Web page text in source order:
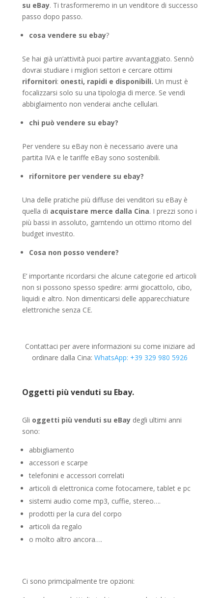
su eBay. Ti trasformeremo in un venditore di successo
passo dopo passo.
cosa vendere su ebay?
Se hai già un’attività puoi partire avvantaggiato. Sennò
dovrai studiare i migliori settori e cercare ottimi
rifornitori: onesti, rapidi e disponibili. Un must è
focalizzarsi solo su una tipologia di merce. Se vendi
abbiglaimento non venderai anche cellulari.
chi può vendere su ebay?
Per vendere su eBay non è necessario avere una
partita IVA e le tariffe eBay sono sostenibili.
rifornitore per vendere su ebay?
Una delle pratiche più diffuse dei venditori su eBay è
quella di acquistare merce dalla Cina. I prezzi sono i
più bassi in assoluto, garntendo un ottimo ritorno del
budget investito.
Cosa non posso vendere?
E’ importante ricordarsi che alcune categorie ed articoli
non si possono spesso spedire: armi giocattolo, cibo,
liquidi e altro. Non dimenticarsi delle apparecchiature
elettroniche senza CE.
Contattaci per avere informazioni su come iniziare ad
ordinare dalla Cina:WhatsApp: +39 329 980 5926
Oggetti più venduti su Ebay.
Gli oggetti più venduti su eBaydegli ultimi anni
sono:
abbigliamento
accessori e scarpe
telefonini e accessori correlati
articoli di elettronica come fotocamere, tablet e pc
sistemi audio come mp3, cuffie, stereo….
prodotti per la cura del corpo
articoli da regalo
o molto altro ancora….
Ci sono primcipalmente tre opzioni: